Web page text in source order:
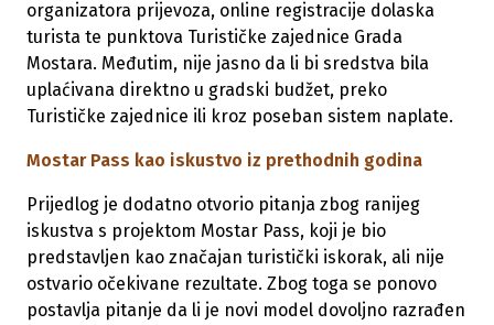
organizatora prijevoza, online registracije dolaska
turista te punktova Turističke zajednice Grada
Mostara. Međutim, nije jasno da li bi sredstva bila
uplaćivana direktno u gradski budžet, preko
Turističke zajednice ili kroz poseban sistem naplate.
Mostar Pass kao iskustvo iz prethodnih godina
Prijedlog je dodatno otvorio pitanja zbog ranijeg
iskustva s projektom Mostar Pass, koji je bio
predstavljen kao značajan turistički iskorak, ali nije
ostvario očekivane rezultate. Zbog toga se ponovo
postavlja pitanje da li je novi model dovoljno razrađen